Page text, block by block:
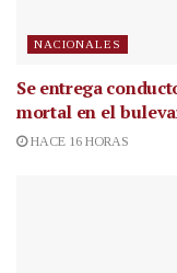
NACIONALES
Se entrega
mortal en el
HACE 16 HORAS